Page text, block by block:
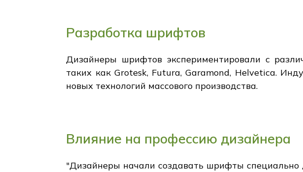
Разработка шрифтов
Дизайнеры шрифтов экспериментировали с
таких как Grotesk, Futura, Garamond, Helvetica.
новых технологий массового производства.
Влияние на профессию дизайнера
"Дизайнеры начали создавать шрифты